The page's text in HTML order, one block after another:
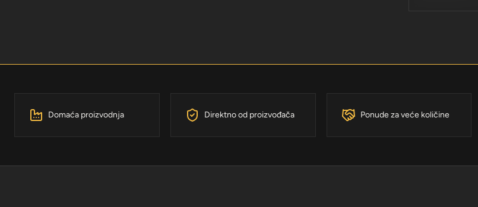
Domaća proizvodnja Direktno od proizvođača Ponude za veće količine